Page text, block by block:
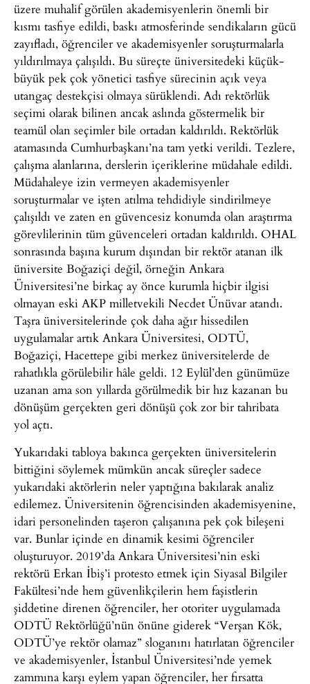
üzere muhalif görülen akademisyenlerin önemli bir
kısmı tasfiye edildi, baskı atmosferinde sendikaların gücü
zayıfladı, öğrenciler ve akademisyenler soruşturmalarla
yıldırılmaya çalışıldı. Bu süreçte üniversitedeki küçük-
büyük pek çok yönetici tasfiye sürecinin açık veya
utangaç destekçisi olmaya sürüklendi. Adı rektörlük
seçimi olarak bilinen ancak aslında göstermelik bir
teamül olan seçimler bile ortadan kaldırıldı. Rektörlük
atamasında Cumhurbaşkanı’na tam yetki verildi. Tezlere,
çalışma alanlarına, derslerin içeriklerine müdahale edildi.
Müdahaleye izin vermeyen akademisyenler
soruşturmalar ve işten atılma tehdidiyle sindirilmeye
çalışıldı ve zaten en güvencesiz konumda olan araştırma
görevlilerinin tüm güvenceleri ortadan kaldırıldı. OHAL
sonrasında başına kurum dışından bir rektör atanan ilk
üniversite Boğaziçi değil, örneğin Ankara
Üniversitesi’ne birkaç ay önce kurumla hiçbir ilgisi
olmayan eski AKP milletvekili Necdet Ünüvar atandı.
Taşra üniversitelerinde çok daha ağır hissedilen
uygulamalar artık Ankara Üniversitesi, ODTÜ,
Boğaziçi, Hacettepe gibi merkez üniversitelerde de
rahatlıkla görülebilir hâle geldi. 12 Eylül’den günümüze
uzanan ama son yıllarda görülmedik bir hız kazanan bu
dönüşüm gerçekten geri dönüşü çok zor bir tahribata
yol açtı.
Yukarıdaki tabloya bakınca gerçekten üniversitelerin
bittiğini söylemek mümkün ancak süreçler sadece
yukarıdaki aktörlerin neler yaptığına bakılarak analiz
edilemez. Üniversitenin öğrencisinden akademisyenine,
idari personelinden taşeron çalışanına pek çok bileşeni
var. Bunlar içinde en dinamik kesimi öğrenciler
oluşturuyor. 2019’da Ankara Üniversitesi’nin eski
rektörü Erkan İbiş’i protesto etmek için Siyasal Bilgiler
Fakültesi’nde hem güvenlikçilerin hem faşistlerin
şiddetine direnen öğrenciler, her otoriter uygulamada
ODTÜ Rektörlüğü’nün önüne giderek “Verşan Kök,
ODTÜ’ye rektör olamaz” sloganını hatırlatan öğrenciler
ve akademisyenler, İstanbul Üniversitesi’nde yemek
zammına karşı eylem yapan öğrenciler, her fırsatta